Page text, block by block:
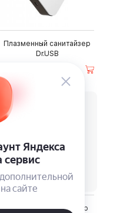
Плазменный санитайзер
Dr.USB
Органайзер-несессер